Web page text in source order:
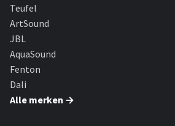
Teufel
ArtSound
JBL
AquaSound
Fenton
Dali
Alle merken →